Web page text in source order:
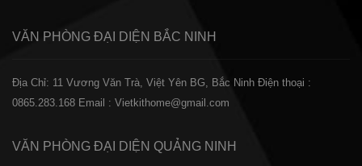
VĂN PHÒNG ĐẠI DIỆN BẮC NINH
Địa Chỉ: 11 Vương Văn Trà, Việt Yên BG, Bắc Ninh Điện thoại :
0865.283.168 Email : Vietkithome@gmail.com
VĂN PHÒNG ĐẠI DIỆN QUẢNG NINH